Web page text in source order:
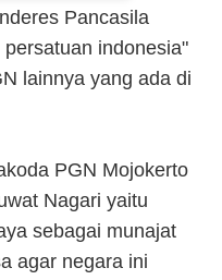
Pancasila
indonesia"
lainnya yang ada di
PGN Mojokerto
Nagari yaitu
sebagai munajat
agar negara ini